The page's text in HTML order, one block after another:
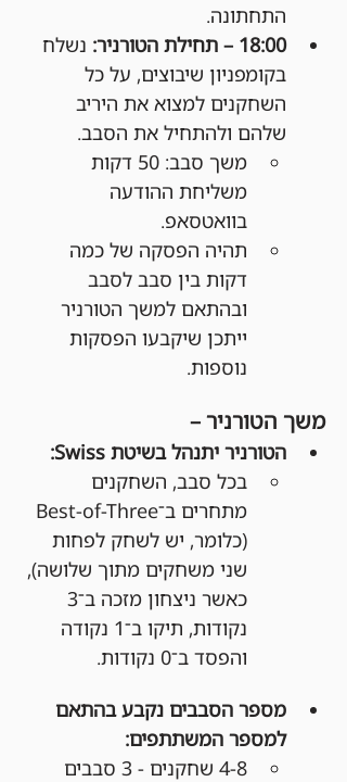
התחתונה.
18:00 – תחילת הטורניר:
נשלח
בקומפניון שיבוצים, על כל
השחקנים למצוא את היריב
שלהם ולהתחיל את הסבב.
משך סבב: 50 דקות
משליחת ההודעה
בוואטסאפ.
תהיה הפסקה של כמה
דקות בין סבב לסבב
ובהתאם למשך הטורניר
ייתכן שיקבעו הפסקות
נוספות.
משך הטורניר –
הטורניר יתנהל בשיטת Swiss:
בכל סבב, השחקנים
(כלומר, יש לשחק לפחות
שני משחקים מתוך שלושה),
נקודות, תיקו ב־1 נקודה
והפסד ב־0 נקודות.
מספר הסבבים נקבע בהתאם
למספר המשתתפים:
4-8 שחקנים - 3 סבבים